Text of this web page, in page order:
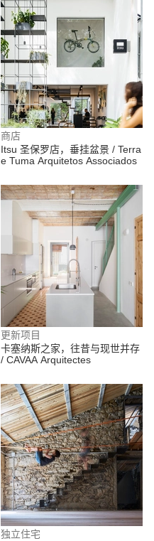
商店
Itsu 圣保罗店，垂挂盆景 / Terra
e Tuma Arquitetos Associados
更新项目
卡塞纳斯之家，往昔与现世并存
/ CAVAA Arquitectes
独立住宅